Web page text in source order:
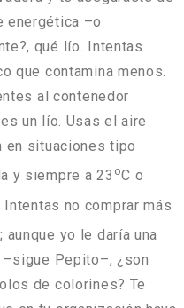
energética –o
qué lío. Intentas
que contamina menos.
al contenedor
un lío. Usas el aire
en situaciones tipo
y siempre a 23 oC o
Intentas no comprar más
yo le daría una
–sigue Pepito–, ¿son
de colorines? Te